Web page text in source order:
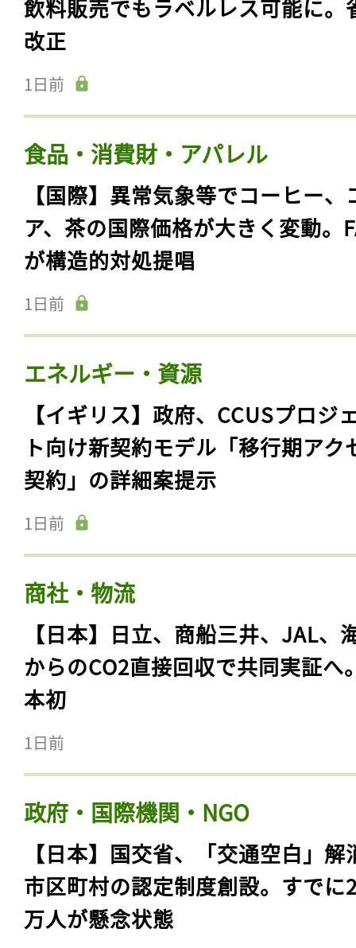
飲料販売でもラベルレス可能に。
改正
1日前
食品・消費財・アパレル
【国際】異常気象等でコーヒー、
ア、茶の国際価格が大きく変動。
が構造的対処提唱
1日前
エネルギー・資源
【イギリス】政府、CCUSプロジ
ト向け新契約モデル「移行期アク
契約」の詳細案提示
1日前
商社・物流
【日本】日立、商船三井、JAL、
からのCO2直接回収で共同実証へ
本初
1日前
政府・国際機関・NGO
【日本】国交省、「交通空白」解
市区町村の認定制度創設。すでに
万人が懸念状態